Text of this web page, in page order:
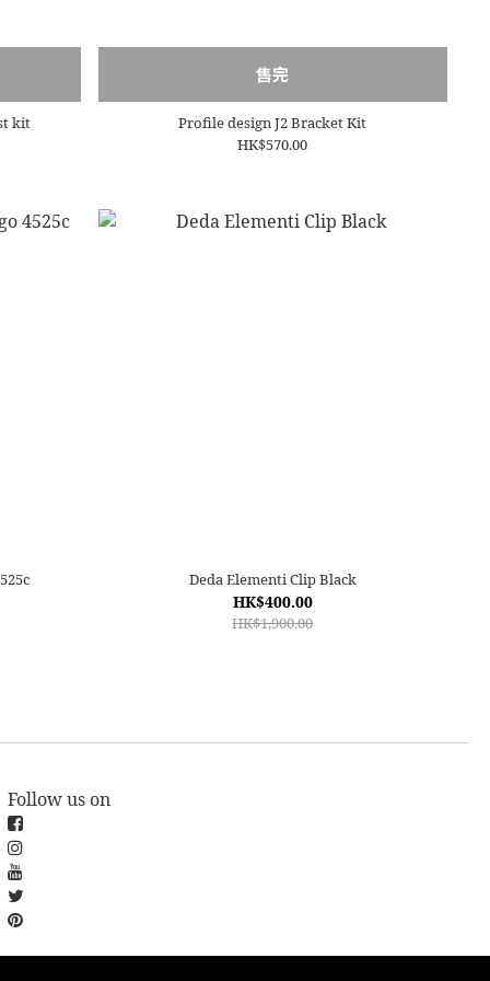
kit
售完
Profile design J2 Bracket Kit
HK$570.00
Deda Elementi Clip Black
HK$400.00
HK$1,900.00
Follow us on